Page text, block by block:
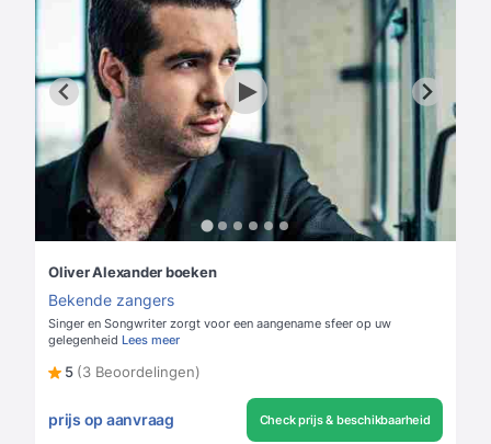
Oliver Alexander boeken
Bekende zangers
Singer en Songwriter zorgt voor een aangename sfeer op uw
gelegenheid Lees meer
5 (3 Beoordelingen)
prijs op aanvraag Check prijs & beschikbaarheid